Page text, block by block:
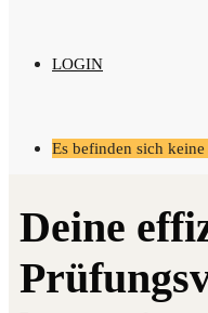
LOGIN
Es befinden sich